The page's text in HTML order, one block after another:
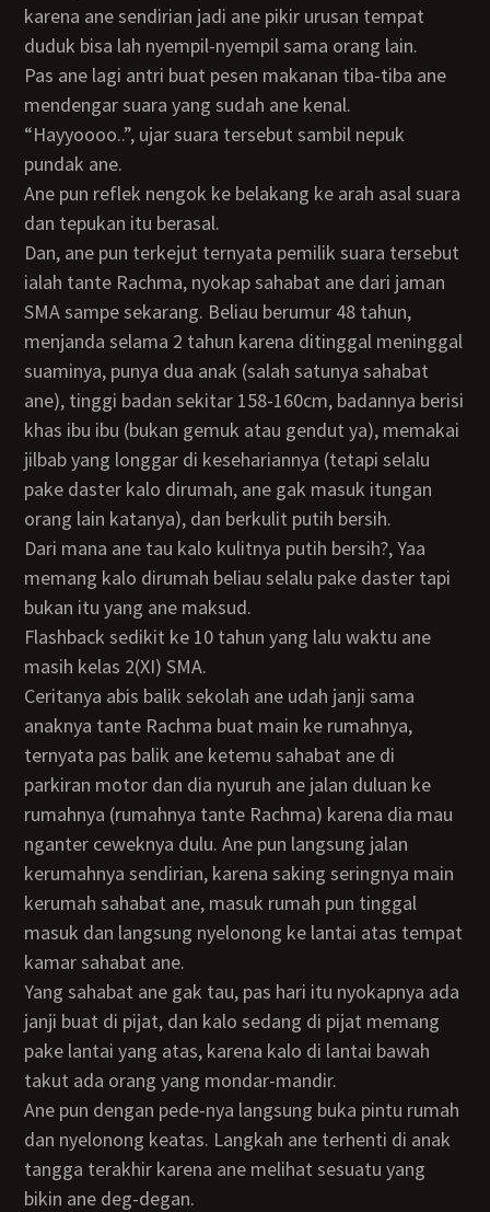
karena ane sendirian jadi ane pikir urusan tempat
duduk bisa lah nyempil-nyempil sama orang lain.
Pas ane lagi antri buat pesen makanan tiba-tiba ane
mendengar suara yang sudah ane kenal.
“Hayyoooo..”, ujar suara tersebut sambil nepuk
pundak ane.
Ane pun reflek nengok ke belakang ke arah asal suara
dan tepukan itu berasal.
Dan, ane pun terkejut ternyata pemilik suara tersebut
ialah tante Rachma, nyokap sahabat ane dari jaman
SMA sampe sekarang. Beliau berumur 48 tahun,
menjanda selama 2 tahun karena ditinggal meninggal
suaminya, punya dua anak (salah satunya sahabat
ane), tinggi badan sekitar 158-160cm, badannya berisi
khas ibu ibu (bukan gemuk atau gendut ya), memakai
jilbab yang longgar di kesehariannya (tetapi selalu
pake daster kalo dirumah, ane gak masuk itungan
orang lain katanya), dan berkulit putih bersih.
Dari mana ane tau kalo kulitnya putih bersih?, Yaa
memang kalo dirumah beliau selalu pake daster tapi
bukan itu yang ane maksud.
Flashback sedikit ke 10 tahun yang lalu waktu ane
masih kelas 2(XI) SMA.
Ceritanya abis balik sekolah ane udah janji sama
anaknya tante Rachma buat main ke rumahnya,
ternyata pas balik ane ketemu sahabat ane di
parkiran motor dan dia nyuruh ane jalan duluan ke
rumahnya (rumahnya tante Rachma) karena dia mau
nganter ceweknya dulu. Ane pun langsung jalan
kerumahnya sendirian, karena saking seringnya main
kerumah sahabat ane, masuk rumah pun tinggal
masuk dan langsung nyelonong ke lantai atas tempat
kamar sahabat ane.
Yang sahabat ane gak tau, pas hari itu nyokapnya ada
janji buat di pijat, dan kalo sedang di pijat memang
pake lantai yang atas, karena kalo di lantai bawah
takut ada orang yang mondar-mandir.
Ane pun dengan pede-nya langsung buka pintu rumah
dan nyelonong keatas. Langkah ane terhenti di anak
tangga terakhir karena ane melihat sesuatu yang
bikin ane deg-degan.